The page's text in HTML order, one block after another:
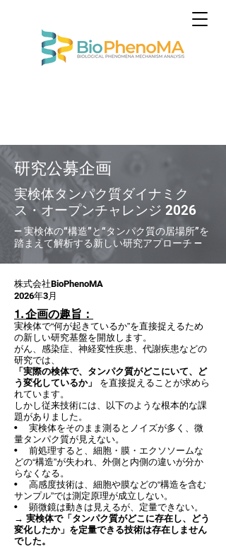
研究公募企画
実検体タンパク質ダイナミク
ス・オープンチャレンジ 2026
— 実検体の“構造”と“タンパク質の居場所”を
踏まえて解析する新しい研究アプローチ —
株式会社BioPhenoMA
2026年3月
1. 企画の趣旨：
実検体で“何が起きているか”を直接捉えるため
の新しい研究基盤を開放します。
がん、感染症、神経変性疾患、代謝疾患などの
研究では、
「実際の検体で、タンパク質がどこにいて、ど
う変化しているか」 を直接捉えることが求めら
れています。
しかし従来技術には、以下のような根本的な課
題がありました。
• 実検体をそのまま測るとノイズが多く、微
量タンパク質が見えない。
• 前処理すると、細胞・膜・エクソソームな
どの“構造”が失われ、外側と内側の違いが分か
らなくなる。
• 高感度技術は、細胞や膜などの“構造を含む
サンプル”では測定原理が成立しない。
• 顕微鏡は動きは見えるが、定量できない。
→ 実検体で「タンパク質がどこに存在し、どう
変化したか」を定量できる技術は存在しません
でした。